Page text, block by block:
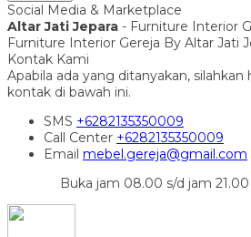
Social Media & Marketplace
Altar Jati Jepara - Furniture Interior
Furniture Interior Gereja By Altar Jati
Kontak Kami
Apabila ada yang ditanyakan,
kontak di bawah ini.
SMS +6282135350009
Call Center +6282135350009
Email mebel.gereja@gmail.com
Buka jam 08.00 s/d jam